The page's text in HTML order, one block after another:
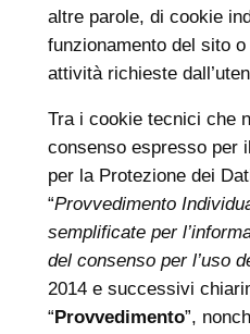
altre parole, di cookie
funzionamento del sito
attività richieste
Tra i cookie tecnici che
consenso espresso per
per la Protezione dei
“Provvedimento
semplificate per
del consenso per l’uso
2014 e successivi
“ Provvedimento”,